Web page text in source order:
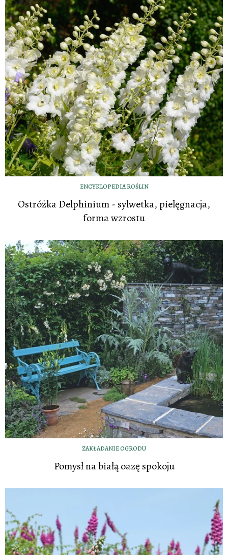
ENCYKLOPEDIA ROŚLIN
Ostróżka Delphinium - sylwetka, pielęgnacja,
forma wzrostu
ZAKŁADANIE OGRODU
Pomysł na białą oazę spokoju